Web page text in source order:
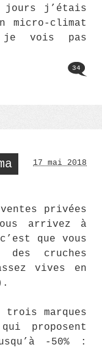
jours j’étais
climat
vois pas
34
17 mai 2018
privées
arrivez à
que vous
cruches
vives en
trois marques
proposent
-50% :